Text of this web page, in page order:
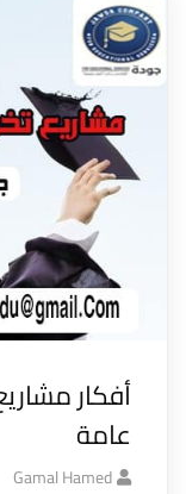
أفكار
عامة
Gamal Hamed